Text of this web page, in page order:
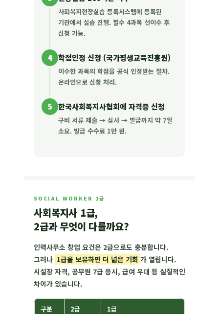
사회복지현장실습 등록시스템에 등록된
기관에서 실습 진행. 필수 4과목 선이수 후
신청 가능.
4 학점인정 신청 (국가평생교육진흥원)
이수한 과목의 학점을 공식 인정받는 절차.
온라인으로 신청 처리.
5 한국사회복지사협회에 자격증 신청
구비 서류 제출 → 심사 → 발급까지 약 7일
소요. 발급 수수료 1만 원.
SOCIAL WORKER 1급
사회복지사 1급,
2급과 무엇이 다를까요?
인력사무소 창업 요건은 2급으로도 충분합니다.
그러나 1급을 보유하면 더 넓은 기회 가 열립니다.
시설장 자격, 공무원 7급 응시, 급여 우대 등 실질적인
차이가 있습니다.
구분 2급 1급